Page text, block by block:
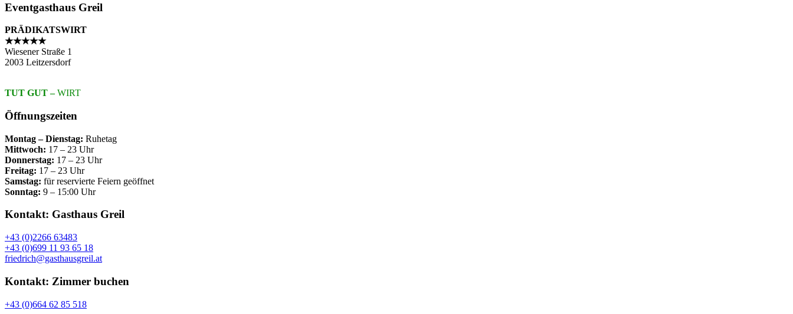
Eventgasthaus Greil
PRÄDIKATSWIRT
★★★★★
Wiesener Straße 1
2003 Leitzersdorf
TUT GUT –WIRT
Öffnungszeiten
Montag – Dienstag: Ruhetag
Mittwoch: 17 – 23 Uhr
Donnerstag: 17 – 23 Uhr
Freitag: 17 – 23 Uhr
Samstag: für reservierte Feiern geöffnet
Sonntag: 9 – 15:00 Uhr
Kontakt: Gasthaus Greil
+43 (0)2266 63483
+43 (0)699 11 93 65 18
friedrich@gasthausgreil.at
Kontakt: Zimmer buchen
+43 (0)664 62 85 518